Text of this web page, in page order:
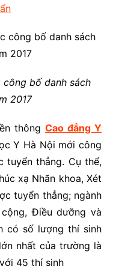
bố danh sách
2017
thôngCao đẳng Y
Y Hà Nội mới công
tuyển thẳng. Cụ thể,
xạ Nhãn khoa, Xét
tuyển thẳng; ngành
Điều dưỡng và
có số lượng thí sinh
nhất của trường là
45 thí sinh